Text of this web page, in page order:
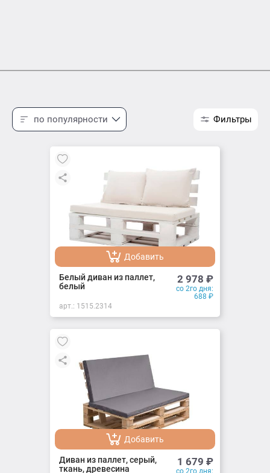
по популярности Фильтры
Добавить
Добавлено
Белый диван из паллет,
белый
2 978 ₽
со 2го дня:
688 ₽
арт.: 1515.2314
Добавить
Добавлено
Диван из паллет, серый,
ткань, древесина
1 679 ₽
со 2го дня: